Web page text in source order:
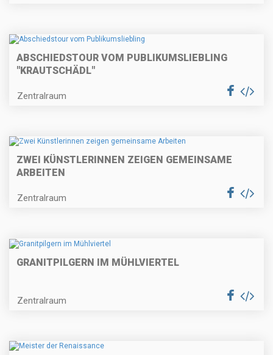
ABSCHIEDSTOUR VOM PUBLIKUMSLIEBLING
"KRAUTSCHÄDL"
Zentralraum
ZWEI KÜNSTLERINNEN ZEIGEN GEMEINSAME
ARBEITEN
Zentralraum
GRANITPILGERN IM MÜHLVIERTEL
Zentralraum